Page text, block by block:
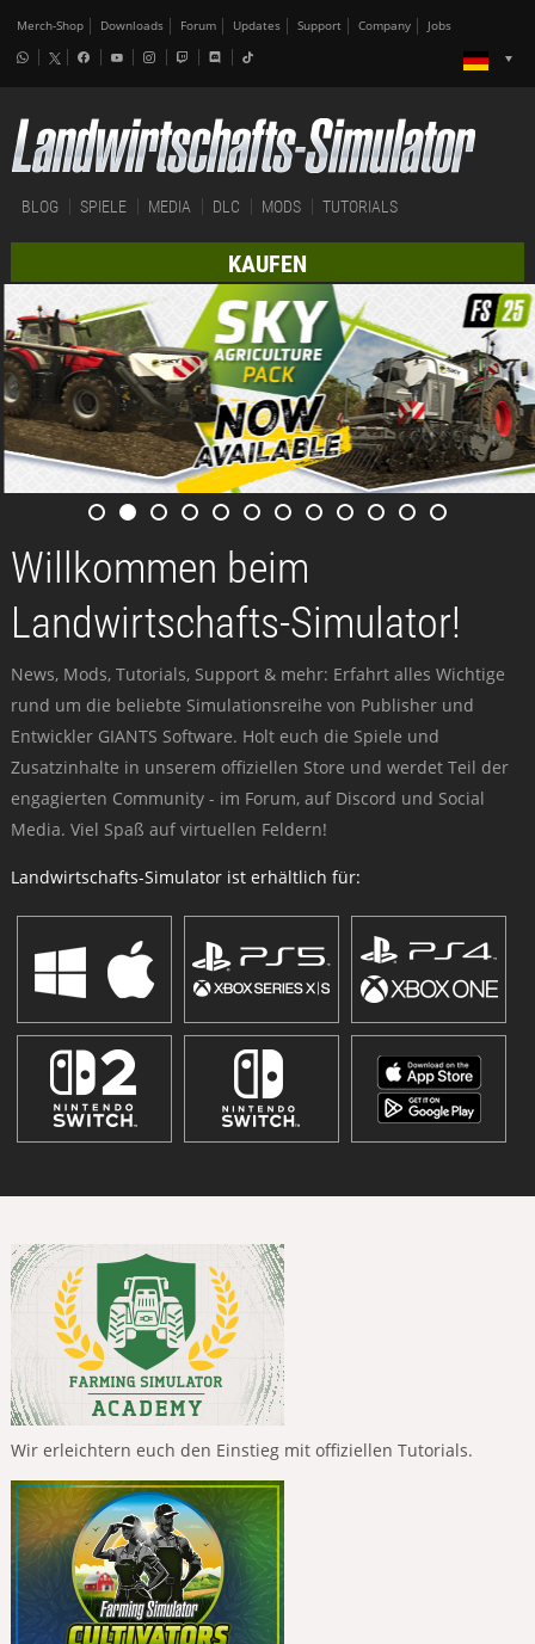
Merch-Shop Downloads Forum Updates Support Company Jobs
BLOG SPIELE MEDIA DLC MODS TUTORIALS
KAUFEN
Willkommen beim
Landwirtschafts-Simulator!
News, Mods, Tutorials, Support & mehr: Erfahrt alles Wichtige
rund um die beliebte Simulationsreihe von Publisher und
Entwickler GIANTS Software. Holt euch die Spiele und
Zusatzinhalte in unserem offiziellen Store und werdet Teil der
engagierten Community - im Forum, auf Discord und Social
Media. Viel Spaß auf virtuellen Feldern!
Landwirtschafts-Simulator ist erhältlich für:
Wir erleichtern euch den Einstieg mit offiziellen Tutorials.